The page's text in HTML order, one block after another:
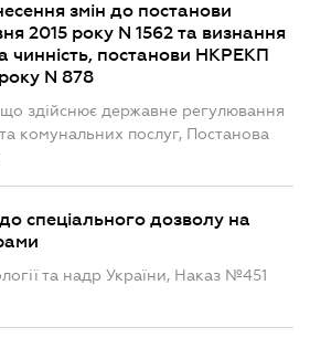
змін до постанови
2015 року N 1562 та визнання
чинність, постанови НКРЕКП
N 878
що здійснює державне регулювання
комунальних послуг, Постанова
спеціального дозволу на
та надр України, Наказ №451